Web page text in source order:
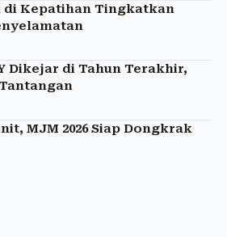
di Kepatihan Tingkatkan
Dikejar di Tahun Terakhir,
MJM 2026 Siap Dongkrak